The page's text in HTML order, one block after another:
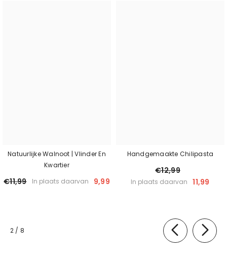
Natuurlijke Walnoot | Vlinder En
Kwartier
€11,99 In plaats daarvan 9,99
Handgemaakte Chilipasta
€12,99
In plaats daarvan 11,99
2 / van
8